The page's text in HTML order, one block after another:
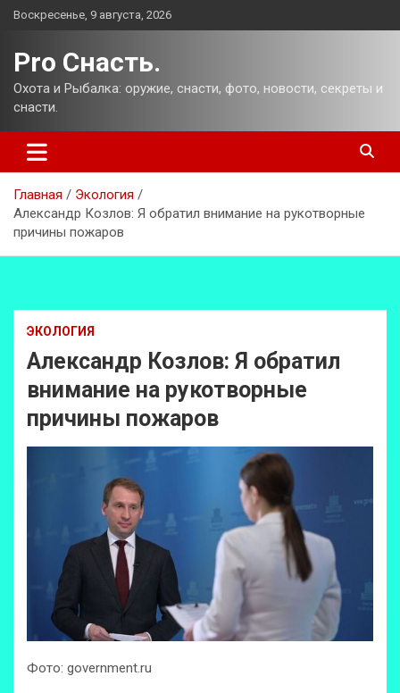
Перейти
Воскресенье, 9 августа, 2026
Pro Снасть.
Охота и Рыбалка: оружие, снасти, фото, новости, секреты и
снасти.
Главная
Экология
Александр Козлов: Я обратил внимание на рукотворные
причины пожаров
ЭКОЛОГИЯ
Александр Козлов: Я обратил
внимание на рукотворные
причины пожаров
Фото: government.ru